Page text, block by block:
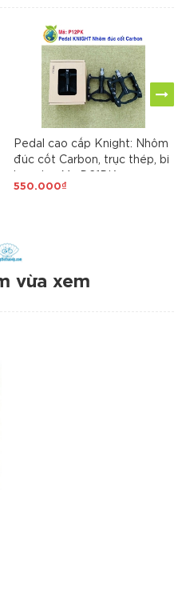
Pedal cao cấp Knight: Nhôm
đúc cốt Carbon, trục thép, bi
550.000₫
vừa xem